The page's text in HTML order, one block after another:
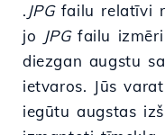
. JPGfailu relatīvi
jo JPGfailu izmēri
diezgan augstu
ietvaros. Jūs
iegūtu augstas